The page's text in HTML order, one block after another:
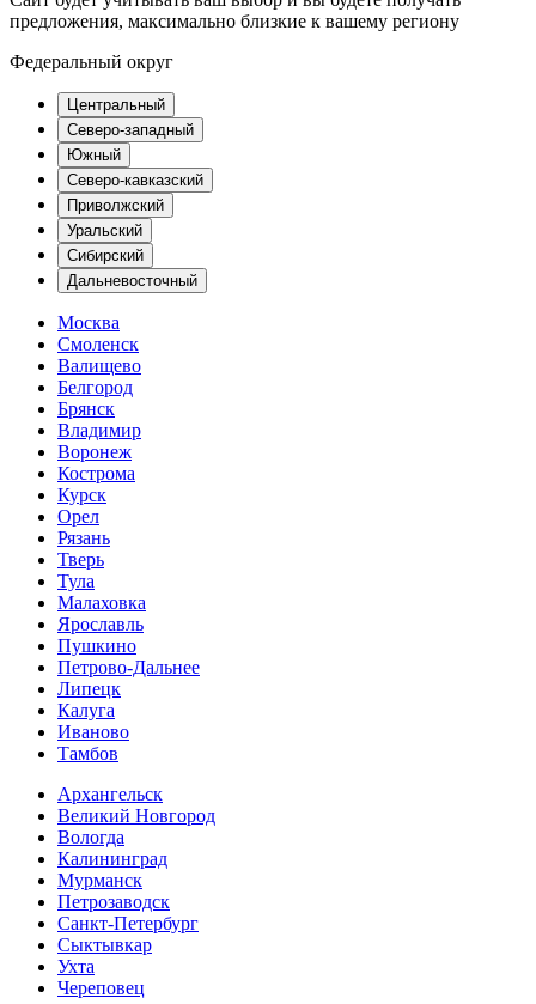
предложения, максимально близкие к вашему региону
Федеральный округ
Центральный
Северо-западный
Южный
Северо-кавказский
Приволжский
Уральский
Сибирский
Дальневосточный
Москва
Смоленск
Валищево
Белгород
Брянск
Владимир
Воронеж
Кострома
Курск
Орел
Рязань
Тверь
Тула
Малаховка
Ярославль
Пушкино
Петрово-Дальнее
Липецк
Калуга
Иваново
Тамбов
Архангельск
Великий Новгород
Вологда
Калининград
Мурманск
Петрозаводск
Санкт-Петербург
Сыктывкар
Ухта
Череповец